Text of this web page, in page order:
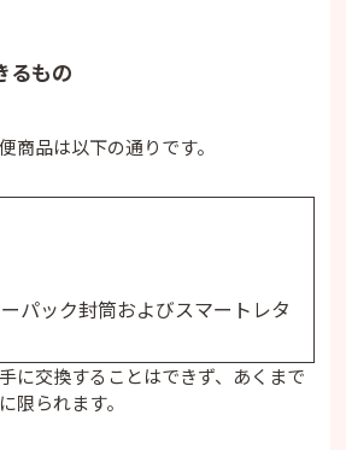
るもの
商品は以下の通りです。
パック封筒およびスマートレタ
に交換することはできず、あくまで
限られます。